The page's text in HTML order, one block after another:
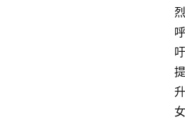
烈
呼
吁
提
升
女